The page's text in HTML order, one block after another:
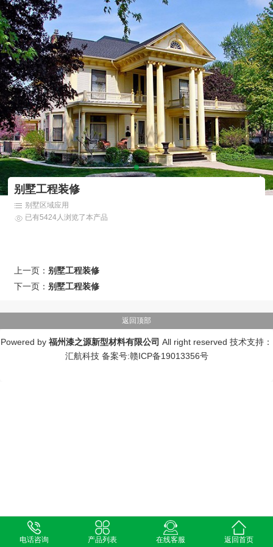
别墅工程装修
别墅区域应用
已有5424人浏览了本产品
上一页：别墅工程装修
下一页：别墅工程装修
返回顶部
Powered by 福州漆之源新型材料有限公司 All right reserved 技术支持：
汇航科技 备案号:赣ICP备19013356号
电话咨询 产品列表 在线客服 返回首页